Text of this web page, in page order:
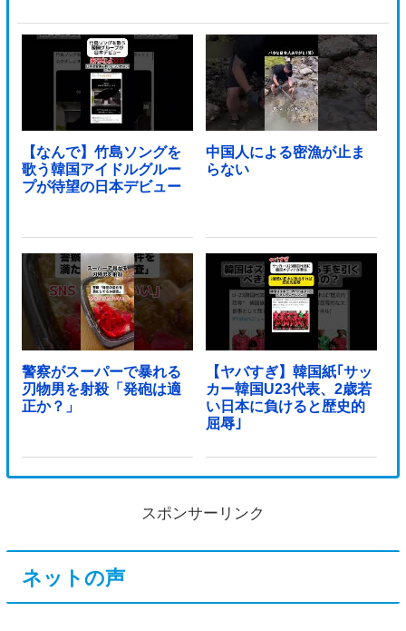
【なんで】竹島ソングを
歌う韓国アイドルグルー
プが待望の日本デビュー
中国人による密漁が止ま
らない
警察がスーパーで暴れる
刃物男を射殺「発砲は適
正か？」
【ヤバすぎ】韓国紙｢サッ
カー韓国U23代表、2歳若
い日本に負けると歴史的
屈辱｣
スポンサーリンク
ネットの声